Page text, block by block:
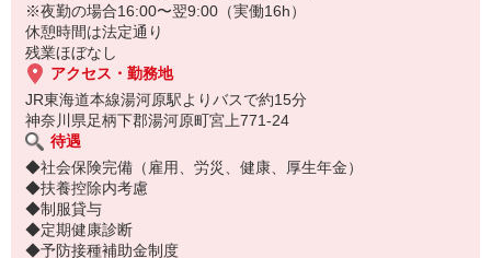
※夜勤の場合16:00〜翌9:00（実働16h）
休憩時間は法定通り
残業ほぼなし
アクセス・勤務地
JR東海道本線湯河原駅よりバスで約15分
神奈川県足柄下郡湯河原町宮上771-24
待遇
◆社会保険完備（雇用、労災、健康、厚生年金）
◆扶養控除内考慮
◆制服貸与
◆定期健康診断
◆予防接種補助金制度